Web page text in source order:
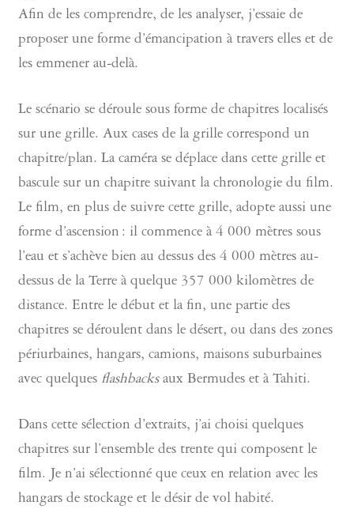
Afin de les comprendre, de les analyser, j’essaie de
proposer une forme d’émancipation à travers elles et de
les emmener au-delà.
Le scénario se déroule sous forme de chapitres localisés
sur une grille. Aux cases de la grille correspond un
chapitre/plan. La caméra se déplace dans cette grille et
bascule sur un chapitre suivant la chronologie du film.
Le film, en plus de suivre cette grille, adopte aussi une
forme d’ascension : il commence à 4 000 mètres sous
l’eau et s’achève bien au dessus des 4 000 mètres au-
dessus de la Terre à quelque 357 000 kilomètres de
distance. Entre le début et la fin, une partie des
chapitres se déroulent dans le désert, ou dans des zones
périurbaines, hangars, camions, maisons suburbaines
avec quelques flashbacksaux Bermudes et à Tahiti.
Dans cette sélection d’extraits, j’ai choisi quelques
chapitres sur l’ensemble des trente qui composent le
film. Je n’ai sélectionné que ceux en relation avec les
hangars de stockage et le désir de vol habité.